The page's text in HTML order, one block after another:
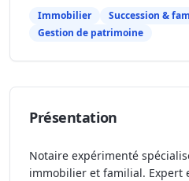
Immobilier Succession &
Gestion de patrimoine
Présentation
Notaire expérimenté
immobilier et familial. Expert